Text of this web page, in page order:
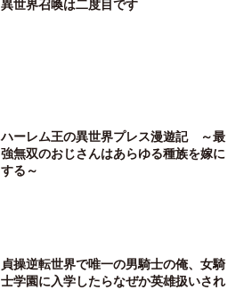
異世界召喚は二度目です
ハーレム王の異世界プレス漫遊記 ～最
強無双のおじさんはあらゆる種族を嫁に
する～
貞操逆転世界で唯一の男騎士の俺、女騎
士学園に入学したらなぜか英雄扱いされ